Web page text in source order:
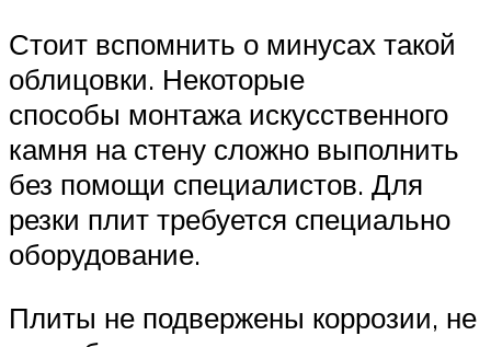
Стоит вспомнить о минусах такой
облицовки. Некоторые
способы монтажа искусственного
камня на стену сложно выполнить
без помощи специалистов. Для
резки плит требуется специально
оборудование.
Плиты не подвержены коррозии, не